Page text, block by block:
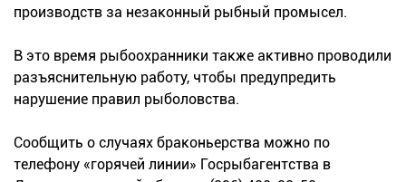
производств за незаконный рыбный промысел.
В это время рыбоохранники также активно проводили
разъяснительную работу, чтобы предупредить
нарушение правил рыболовства.
Сообщить о случаях браконьерства можно по
телефону «горячей линии» Госрыбагентства в